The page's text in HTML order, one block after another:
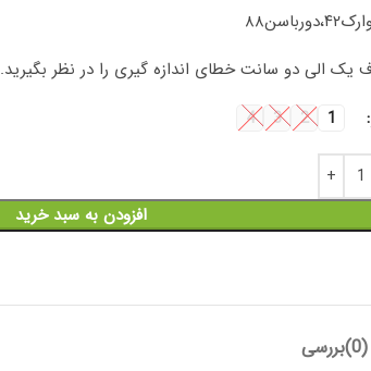
یک الی دو سانت خطای اندازه گیری را در نظر بگیرید.
1
2
3
4
افزودن به سبد خرید
بررسی